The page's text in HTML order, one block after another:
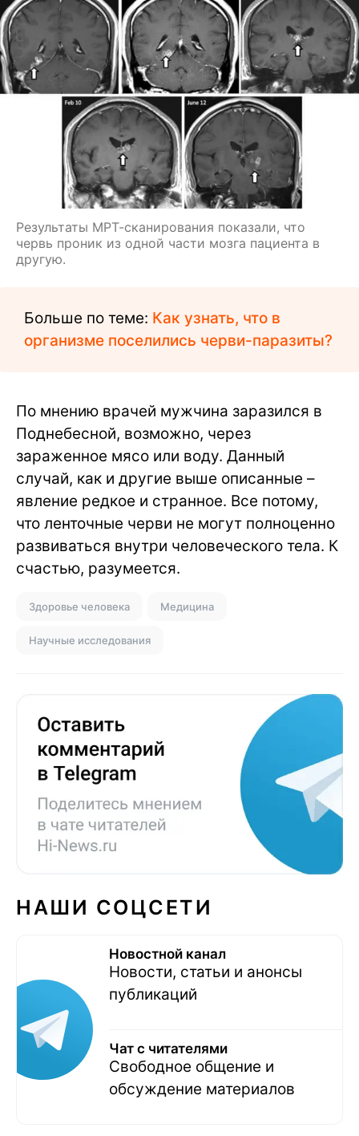
Результаты МРТ-сканирования показали, что
червь проник из одной части мозга пациента в
другую.
Больше по теме: Как узнать, что в
организме поселились черви-паразиты?
По мнению врачей мужчина заразился в
Поднебесной, возможно, через
зараженное мясо или воду. Данный
случай, как и другие выше описанные –
явление редкое и странное. Все потому,
что ленточные черви не могут полноценно
развиваться внутри человеческого тела. К
счастью, разумеется.
Здоровье человека Медицина
Научные исследования
НАШИ СОЦСЕТИ
Новостной канал
Новости, статьи и анонсы
публикаций
Чат с читателями
Свободное общение и
обсуждение материалов